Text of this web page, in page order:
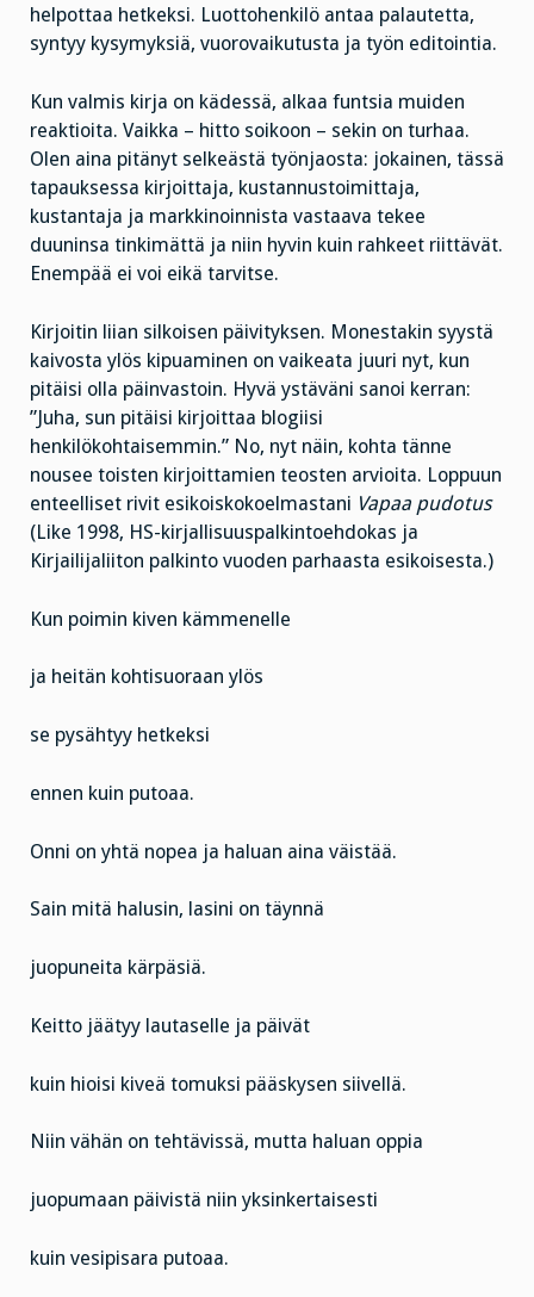
helpottaa hetkeksi. Luottohenkilö antaa palautetta,
syntyy kysymyksiä, vuorovaikutusta ja työn editointia.
Kun valmis kirja on kädessä, alkaa funtsia muiden
reaktioita. Vaikka – hitto soikoon – sekin on turhaa.
Olen aina pitänyt selkeästä työnjaosta: jokainen, tässä
tapauksessa kirjoittaja, kustannustoimittaja,
kustantaja ja markkinoinnista vastaava tekee
duuninsa tinkimättä ja niin hyvin kuin rahkeet riittävät.
Enempää ei voi eikä tarvitse.
Kirjoitin liian silkoisen päivityksen. Monestakin syystä
kaivosta ylös kipuaminen on vaikeata juuri nyt, kun
pitäisi olla päinvastoin. Hyvä ystäväni sanoi kerran:
”Juha, sun pitäisi kirjoittaa blogiisi
henkilökohtaisemmin.” No, nyt näin, kohta tänne
nousee toisten kirjoittamien teosten arvioita. Loppuun
enteelliset rivit esikoiskokoelmastani Vapaa pudotus
(Like 1998, HS-kirjallisuuspalkintoehdokas ja
Kirjailijaliiton palkinto vuoden parhaasta esikoisesta.)
Kun poimin kiven kämmenelle
ja heitän kohtisuoraan ylös
se pysähtyy hetkeksi
ennen kuin putoaa.
Onni on yhtä nopea ja haluan aina väistää.
Sain mitä halusin, lasini on täynnä
juopuneita kärpäsiä.
Keitto jäätyy lautaselle ja päivät
kuin hioisi kiveä tomuksi pääskysen siivellä.
Niin vähän on tehtävissä, mutta haluan oppia
juopumaan päivistä niin yksinkertaisesti
kuin vesipisara putoaa.